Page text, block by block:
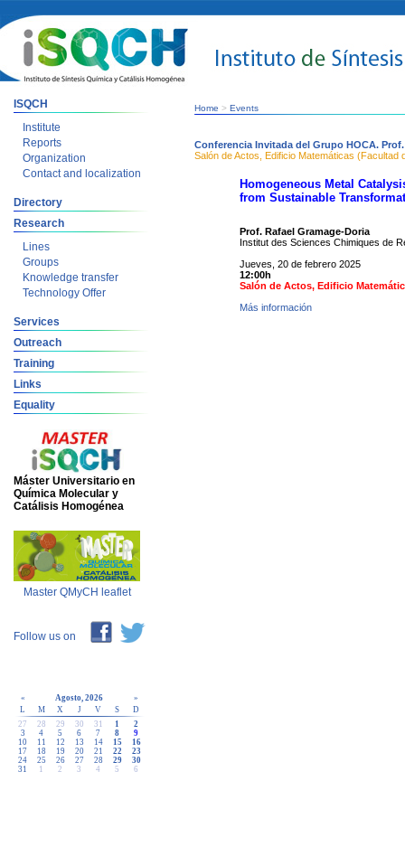
ISQCH
Institute
Reports
Organization
Contact and localization
Directory
Research
Lines
Groups
Knowledge transfer
Technology Offer
Services
Outreach
Training
Links
Equality
Máster Universitario en
Química Molecular y
Catálisis Homogénea
Master QMyCH leaflet
Follow us on
« Agosto, 2026
»
L
M X J V S
D
27
28 29 30 31 1
2
3
4 5 6 7 8
9
10
11 12 13 14 15
16
17
18 19 20 21 22
23
24
25 26 27 28 29
30
31
1 2 3 4 5 6
Home > Events
Conferencia Invitada del Grupo HOCA.
Salón de Actos, Edificio Matemáticas (Facultad
Homogeneous Metal
from Sustainable
Prof. Rafael Gramage-Doria
Institut des Sciences Chimiques de
Jueves, 20 de febrero 2025
12:00h
Salón de Actos, Edificio
Más información